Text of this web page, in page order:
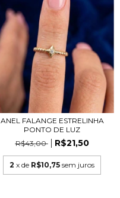
ANEL FALANGE ESTRELINHA
PONTO DE LUZ
R$43,00
R$21,50
2 x de R$10,75 sem juros